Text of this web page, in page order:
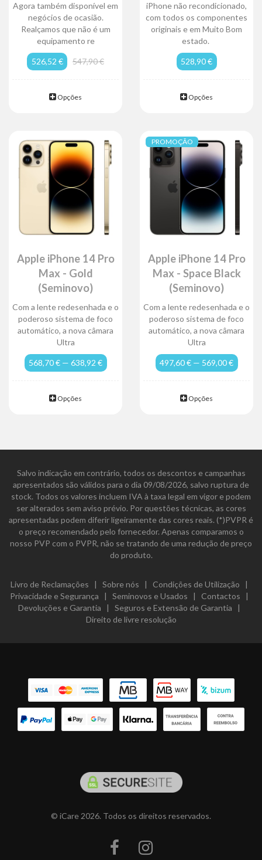
Agora também disponível em
negócios de ocasião.
Realçamos que não é um
equipamento re
526,52 € 547,90 €
Opções
iPhone não recondicionado,
com todos os componentes
originais e em Muito Bom
estado.
528,90 €
Opções
Apple iPhone 14 Pro
Max - Gold
(Seminovo)
Com a lente redesenhada e o
poderoso sistema de foco
automático, a nova câmara
Ultra
568,70 € — 638,92 €
Opções
PROMOÇÃO
Apple iPhone 14 Pro
Max - Space Black
(Seminovo)
Com a lente redesenhada e o
poderoso sistema de foco
automático, a nova câmara
Ultra
497,60 € — 569,00 €
Opções
Salvo indicação em contrário, todos os descontos e campanhas
apresentados são válidos para o dia 09/08/2026, salvo ruptura de
stock. Todos os valores incluem IVA à taxa legal em vigor e podem
ser alterados sem aviso prévio. Por questões técnicas, as cores
apresentadas podem diferir ligeiramente das cores reais. (*)PVPR é
o preço recomendado pelo fornecedor. Apenas comparamos o
nosso PVP com o PVPR, não se tratando de uma redução de preço
do produto.
Livro de Reclamações | Sobre nós | Condições de Utilização |
Privacidade e Segurança | Seminovos e Usados | Contactos |
Devoluções e Garantia | Seguros e Extensão de Garantia |
Direito de livre resolução
© iCare 2026. Todos os direitos reservados.